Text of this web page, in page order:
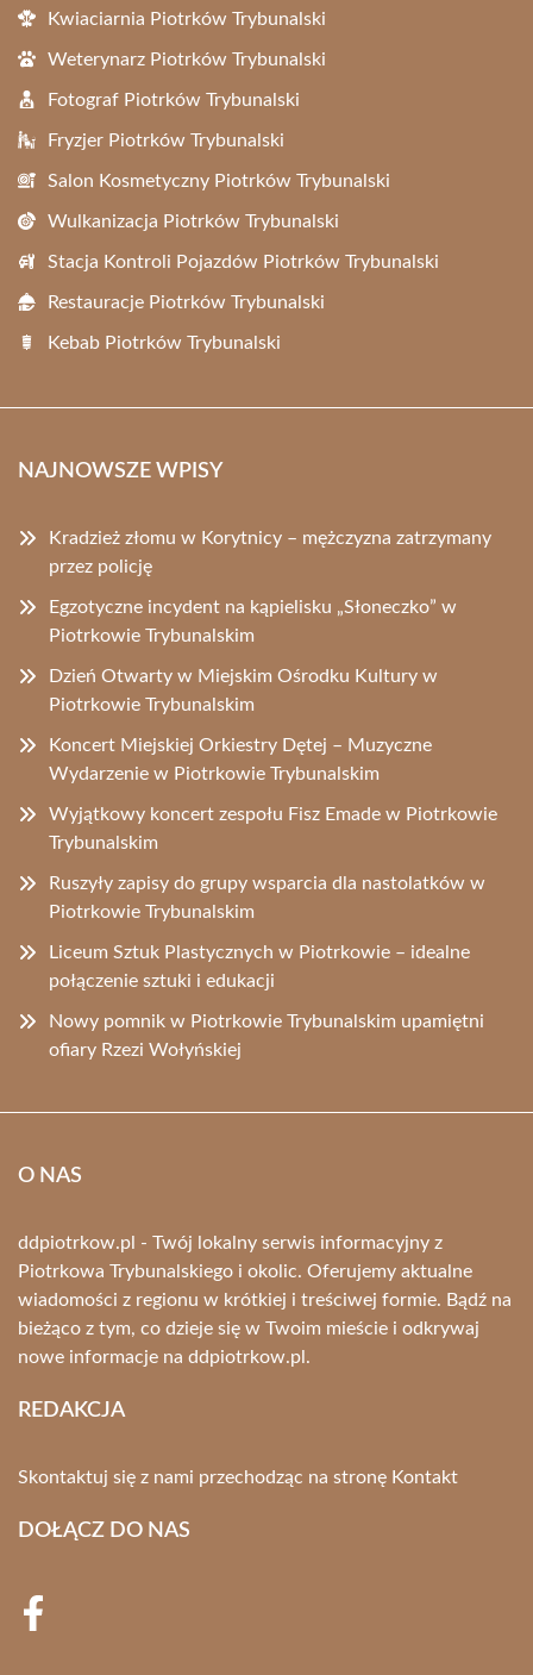
Kwiaciarnia Piotrków Trybunalski
Weterynarz Piotrków Trybunalski
Fotograf Piotrków Trybunalski
Fryzjer Piotrków Trybunalski
Salon Kosmetyczny Piotrków Trybunalski
Wulkanizacja Piotrków Trybunalski
Stacja Kontroli Pojazdów Piotrków Trybunalski
Restauracje Piotrków Trybunalski
Kebab Piotrków Trybunalski
NAJNOWSZE WPISY
Kradzież złomu w Korytnicy – mężczyzna zatrzymany
przez policję
Egzotyczne incydent na kąpielisku „Słoneczko” w
Piotrkowie Trybunalskim
Dzień Otwarty w Miejskim Ośrodku Kultury w
Piotrkowie Trybunalskim
Koncert Miejskiej Orkiestry Dętej – Muzyczne
Wydarzenie w Piotrkowie Trybunalskim
Wyjątkowy koncert zespołu Fisz Emade w Piotrkowie
Trybunalskim
Ruszyły zapisy do grupy wsparcia dla nastolatków w
Piotrkowie Trybunalskim
Liceum Sztuk Plastycznych w Piotrkowie – idealne
połączenie sztuki i edukacji
Nowy pomnik w Piotrkowie Trybunalskim upamiętni
ofiary Rzezi Wołyńskiej
O NAS
ddpiotrkow.pl - Twój lokalny serwis informacyjny z
Piotrkowa Trybunalskiego i okolic. Oferujemy aktualne
wiadomości z regionu w krótkiej i treściwej formie. Bądź na
bieżąco z tym, co dzieje się w Twoim mieście i odkrywaj
nowe informacje na ddpiotrkow.pl.
REDAKCJA
Skontaktuj się z nami przechodząc na stronę Kontakt
DOŁĄCZ DO NAS